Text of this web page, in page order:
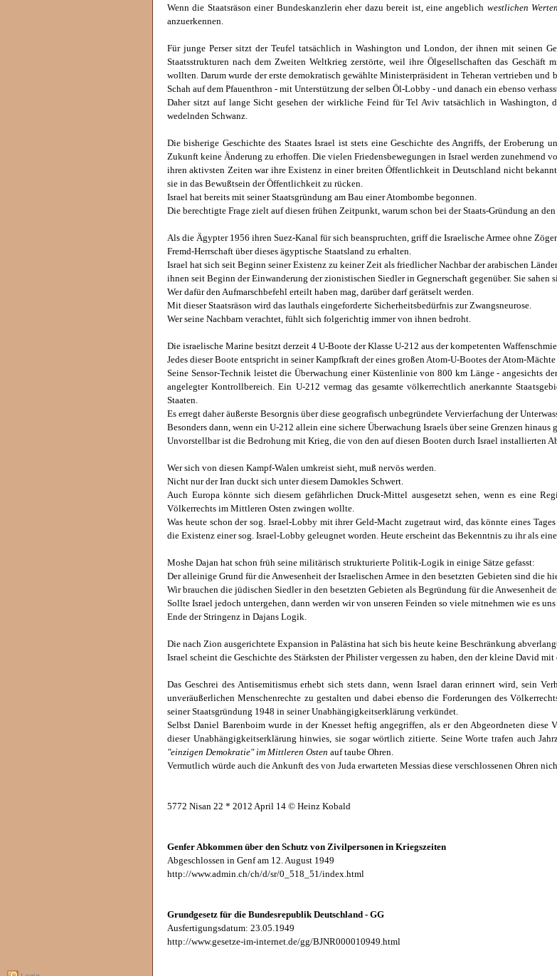
Wenn die Staatsräson einer Bundeskanzlerin eher dazu bereit ist, eine angeblich westlichen Werten
anzuerkennen.
Für junge Perser sitzt der Teufel tatsächlich in Washington und London, der ihnen mit seinen
Staatsstrukturen nach dem Zweiten Weltkrieg zerstörte, weil ihre Ölgesellschaften das Geschäft
wollten. Darum wurde der erste demokratisch gewählte Ministerpräsident in Teheran vertrieben und
Schah auf dem Pfauenthron - mit Unterstützung der selben Öl-Lobby - und danach ein ebenso
Daher sitzt auf lange Sicht gesehen der wirkliche Feind für Tel Aviv tatsächlich in Washington,
wedelnden Schwanz.
Die bisherige Geschichte des Staates Israel ist stets eine Geschichte des Angriffs, der Eroberung
Zukunft keine Änderung zu erhoffen. Die vielen Friedensbewegungen in Israel werden zunehmend
ihren aktivsten Zeiten war ihre Existenz in einer breiten Öffentlichkeit in Deutschland nicht
sie in das Bewußtsein der Öffentlichkeit zu rücken.
Israel hat bereits mit seiner Staatsgründung am Bau einer Atombombe begonnen.
Die berechtigte Frage zielt auf diesen frühen Zeitpunkt, warum schon bei der Staats-Gründung an
Als die Ägypter 1956 ihren Suez-Kanal für sich beanspruchten, griff die Israelische Armee ohne
Fremd-Herrschaft über dieses ägyptische Staatsland zu erhalten.
Israel hat sich seit Beginn seiner Existenz zu keiner Zeit als friedlicher Nachbar der arabischen
ihnen seit Beginn der Einwanderung der zionistischen Siedler in Gegnerschaft gegenüber. Sie sahen
Wer dafür den Aufmarschbefehl erteilt haben mag, darüber darf gerätselt werden.
Mit dieser Staatsräson wird das lauthals eingeforderte Sicherheitsbedürfnis zur Zwangsneurose.
Wer seine Nachbarn verachtet, fühlt sich folgerichtig immer von ihnen bedroht.
Die israelische Marine besitzt derzeit 4 U-Boote der Klasse U-212 aus der kompetenten
Jedes dieser Boote entspricht in seiner Kampfkraft der eines großen Atom-U-Bootes der Atom-
Seine Sensor-Technik leistet die Überwachung einer Küstenlinie von 800 km Länge - angesichts
angelegter Kontrollbereich. Ein U-212 vermag das gesamte völkerrechtlich anerkannte
Staaten.
Es erregt daher äußerste Besorgnis über diese geografisch unbegründete Vervierfachung der
Besonders dann, wenn ein U-212 allein eine sichere Überwachung Israels über seine Grenzen hinaus
Unvorstellbar ist die Bedrohung mit Krieg, die von den auf diesen Booten durch Israel installierten
Wer sich von diesen Kampf-Walen umkreist sieht, muß nervös werden.
Nicht nur der Iran duckt sich unter diesem Damokles Schwert.
Auch Europa könnte sich diesem gefährlichen Druck-Mittel ausgesetzt sehen, wenn es eine
Völkerrechts im Mittleren Osten zwingen wollte.
Was heute schon der sog. Israel-Lobby mit ihrer Geld-Macht zugetraut wird, das könnte eines
die Existenz einer sog. Israel-Lobby geleugnet worden. Heute erscheint das Bekenntnis zu ihr als
Moshe Dajan hat schon früh seine militärisch strukturierte Politik-Logik in einige Sätze gefasst:
Der alleinige Grund für die Anwesenheit der Israelischen Armee in den besetzten Gebieten sind die
Wir brauchen die jüdischen Siedler in den besetzten Gebieten als Begründung für die Anwesenheit
Sollte Israel jedoch untergehen, dann werden wir von unseren Feinden so viele mitnehmen wie es
Ende der Stringenz in Dajans Logik.
Die nach Zion ausgerichtete Expansion in Palästina hat sich bis heute keine Beschränkung
Israel scheint die Geschichte des Stärksten der Philister vergessen zu haben, den der kleine David
Das Geschrei des Antisemitismus erhebt sich stets dann, wenn Israel daran erinnert wird, sein
unveräußerlichen Menschenrechte zu gestalten und dabei ebenso die Forderungen des
seiner Staatsgründung 1948 in seiner Unabhängigkeitserklärung verkündet.
Selbst Daniel Barenboim wurde in der Knesset heftig angegriffen, als er den Abgeordneten diese
dieser Unabhängigkeitserklärung hinwies, sie sogar wörtlich zitierte. Seine Worte trafen auch
"einzigen Demokratie" im Mittleren Osten auf taube Ohren.
Vermutlich würde auch die Ankunft des von Juda erwarteten Messias diese verschlossenen Ohren
5772 Nisan 22 * 2012 April 14 © Heinz Kobald
Genfer Abkommen über den Schutz von Zivilpersonen in Kriegszeiten
Abgeschlossen in Genf am 12. August 1949
http://www.admin.ch/ch/d/sr/0_518_51/index.html
Grundgesetz für die Bundesrepublik Deutschland - GG
Ausfertigungsdatum: 23.05.1949
http://www.gesetze-im-internet.de/gg/BJNR000010949.html